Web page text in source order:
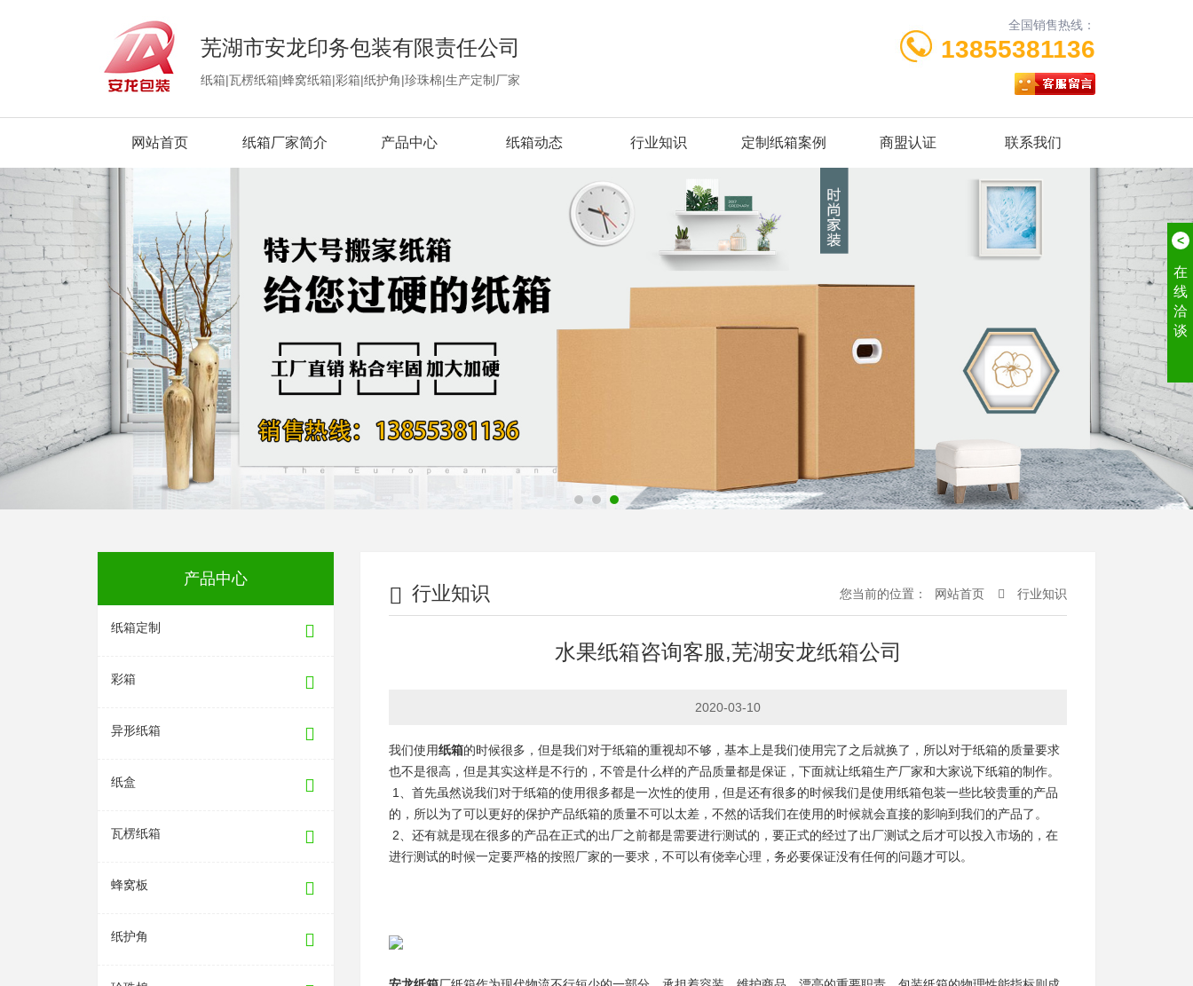
芜湖市安龙印务包装有限责任公司
纸箱|瓦楞纸箱|蜂窝纸箱|彩箱|纸护角|珍珠棉|生产定制厂家
全国销售热线：
13855381136
网站首页 纸箱厂家简介 产品中心 纸箱动态 行业知识 定制纸箱案例 商盟认证 联系我们
产品中心
纸箱定制
彩箱
异形纸箱
纸盒
瓦楞纸箱
蜂窝板
纸护角
行业知识 您当前的位置： 网站首页 行业知识
水果纸箱咨询客服,芜湖安龙纸箱公司
2020-03-10
我们使用纸箱的时候很多，但是我们对于纸箱的重视却不够，基本上是我们使用完了之后就换了，所以对于纸箱的质量要求
也不是很高，但是其实这样是不行的，不管是什么样的产品质量都是保证，下面就让纸箱生产厂家和大家说下纸箱的制作。
1、首先虽然说我们对于纸箱的使用很多都是一次性的使用，但是还有很多的时候我们是使用纸箱包装一些比较贵重的产品
的，所以为了可以更好的保护产品纸箱的质量不可以太差，不然的话我们在使用的时候就会直接的影响到我们的产品了。
2、还有就是现在很多的产品在正式的出厂之前都是需要进行测试的，要正式的经过了出厂测试之后才可以投入市场的，在
进行测试的时候一定要严格的按照厂家的一要求，不可以有侥幸心理，务必要保证没有任何的问题才可以。
<
在
线
洽
谈